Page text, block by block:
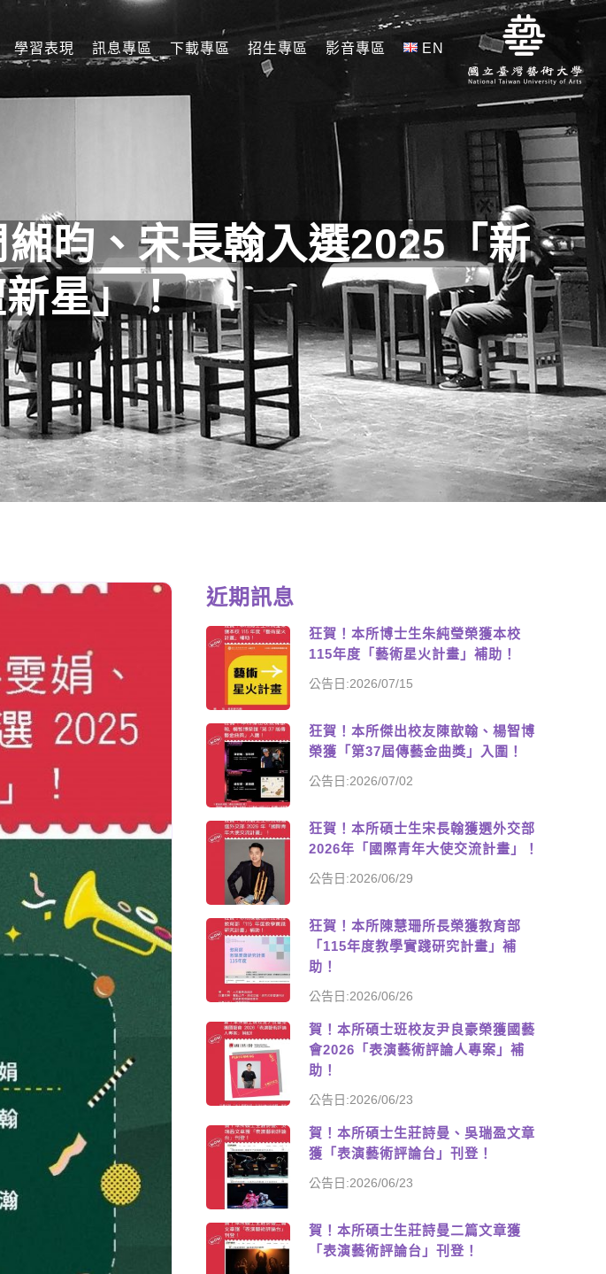
學習表現 訊息專區 下載專區 招生專區 影音專區 EN
昀、宋長翰入選2025「新
星」！
近期訊息
狂賀！本所博士生朱純瑩榮獲本校
115年度「藝術星火計畫」補助！
公告日:2026/07/15
狂賀！本所傑出校友陳歆翰、楊智博
榮獲「第37屆傳藝金曲獎」入圍！
公告日:2026/07/02
狂賀！本所碩士生宋長翰獲選外交部
2026年「國際青年大使交流計畫」！
公告日:2026/06/29
狂賀！本所陳慧珊所長榮獲教育部
「115年度教學實踐研究計畫」補
助！
公告日:2026/06/26
賀！本所碩士班校友尹良豪榮獲國藝
會2026「表演藝術評論人專案」補
助！
公告日:2026/06/23
賀！本所碩士生莊詩曼、吳瑞盈文章
獲「表演藝術評論台」刊登！
公告日:2026/06/23
賀！本所碩士生莊詩曼二篇文章獲
「表演藝術評論台」刊登！